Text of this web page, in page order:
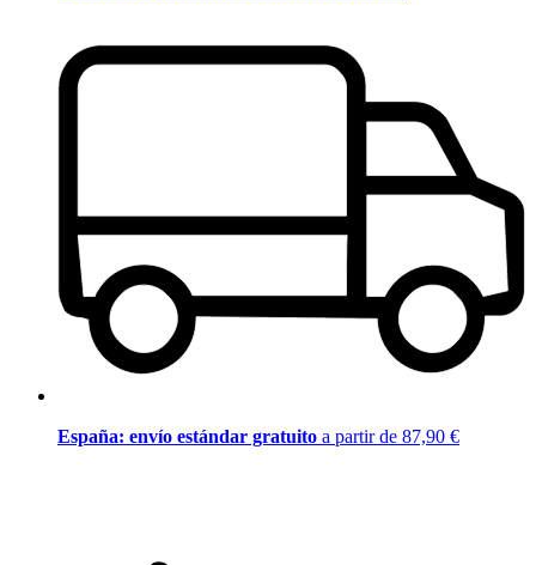
España: envío estándar gratuito a partir de 87,90 €